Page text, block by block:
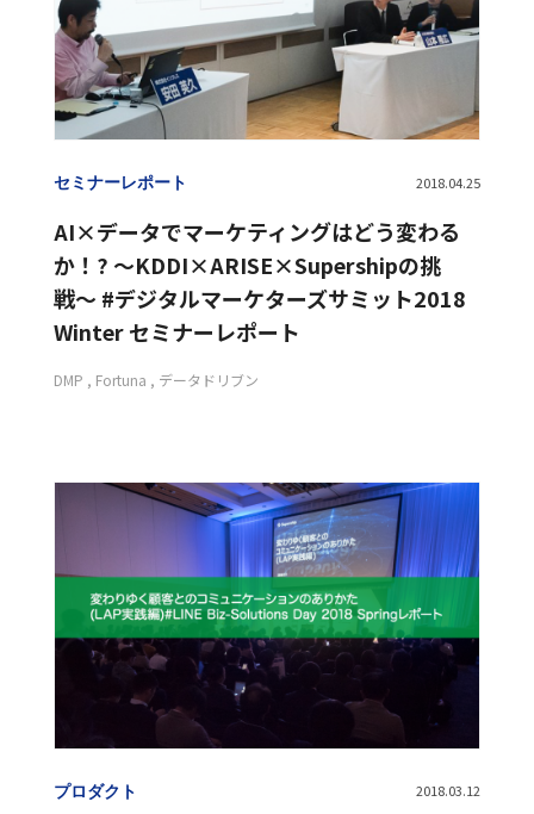
セミナーレポート 2018.04.25
AI×データでマーケティングはどう変わる
か！? 〜KDDI×ARISE×Supershipの挑
戦〜 #デジタルマーケターズサミット2018
Winter セミナーレポート
DMP Fortuna データドリブン
プロダクト 2018.03.12